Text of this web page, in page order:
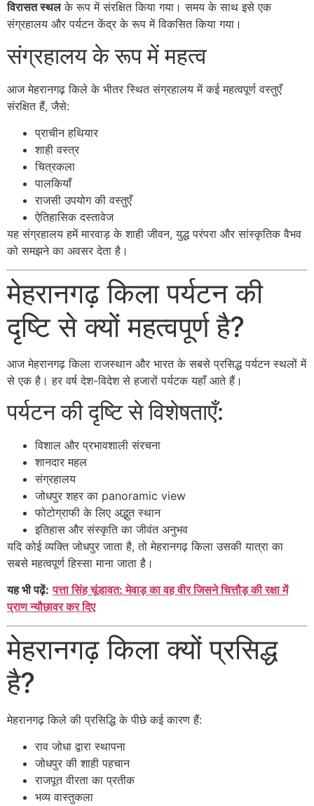
विरासत स्थलके रूप में संरक्षित किया गया। समय के साथ इसे एक
संग्रहालय और पर्यटन केंद्र के रूप में विकसित किया गया।
संग्रहालय के रूप में महत्व
आज मेहरानगढ़ किले के भीतर स्थित संग्रहालय में कई महत्वपूर्ण वस्तुएँ
संरक्षित हैं, जैसे:
प्राचीन हथियार
शाही वस्त्र
चित्रकला
पालकियाँ
राजसी उपयोग की वस्तुएँ
ऐतिहासिक दस्तावेज
यह संग्रहालय हमें मारवाड़ के शाही जीवन, युद्ध परंपरा और सांस्कृतिक वैभव
को समझने का अवसर देता है।
मेहरानगढ़ किला पर्यटन की
दृष्टि से क्यों महत्वपूर्ण है?
आज मेहरानगढ़ किला राजस्थान और भारत के सबसे प्रसिद्ध पर्यटन स्थलों में
से एक है। हर वर्ष देश-विदेश से हजारों पर्यटक यहाँ आते हैं।
पर्यटन की दृष्टि से विशेषताएँ:
विशाल और प्रभावशाली संरचना
शानदार महल
संग्रहालय
जोधपुर शहर का panoramic view
फोटोग्राफी के लिए अद्भुत स्थान
इतिहास और संस्कृति का जीवंत अनुभव
यदि कोई व्यक्ति जोधपुर जाता है, तो मेहरानगढ़ किला उसकी यात्रा का
सबसे महत्वपूर्ण हिस्सा माना जाता है।
यह भी पढ़ें: पत्ता सिंह चूंडावत: मेवाड़ का वह वीर जिसने चित्तौड़ की रक्षा में
प्राण न्यौछावर कर दिए
मेहरानगढ़ किला क्यों प्रसिद्ध
है?
मेहरानगढ़ किले की प्रसिद्धि के पीछे कई कारण हैं:
राव जोधा द्वारा स्थापना
जोधपुर की शाही पहचान
राजपूत वीरता का प्रतीक
भव्य वास्तुकला